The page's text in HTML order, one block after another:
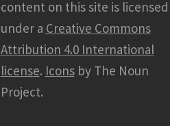
content on this site is licensed
under a Creative Commons
Attribution 4.0 International
license. Iconsby The Noun
Project.